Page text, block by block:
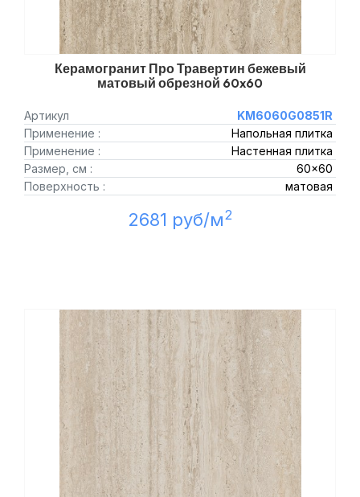
Керамогранит Про Травертин бежевый
матовый обрезной 60x60
Артикул
KM6060G0851R
Применение :
Напольная плитка
Применение :
Настенная плитка
Размер, см :
60x60
Поверхность :
матовая
2681 руб/м2